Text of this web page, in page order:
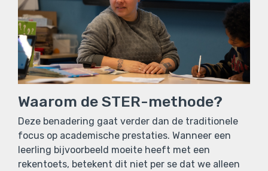
Waarom de STER-methode?
Deze benadering gaat verder dan de traditionele
focus op academische prestaties. Wanneer een
leerling bijvoorbeeld moeite heeft met een
rekentoets, betekent dit niet per se dat we alleen